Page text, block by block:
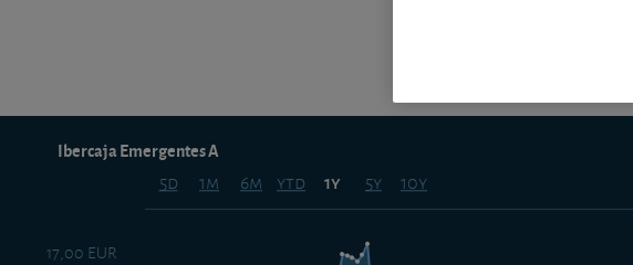
5d 1m 6m ytd 1y 5y 10y
Ibercaja Emergentes A
17,00 EUR